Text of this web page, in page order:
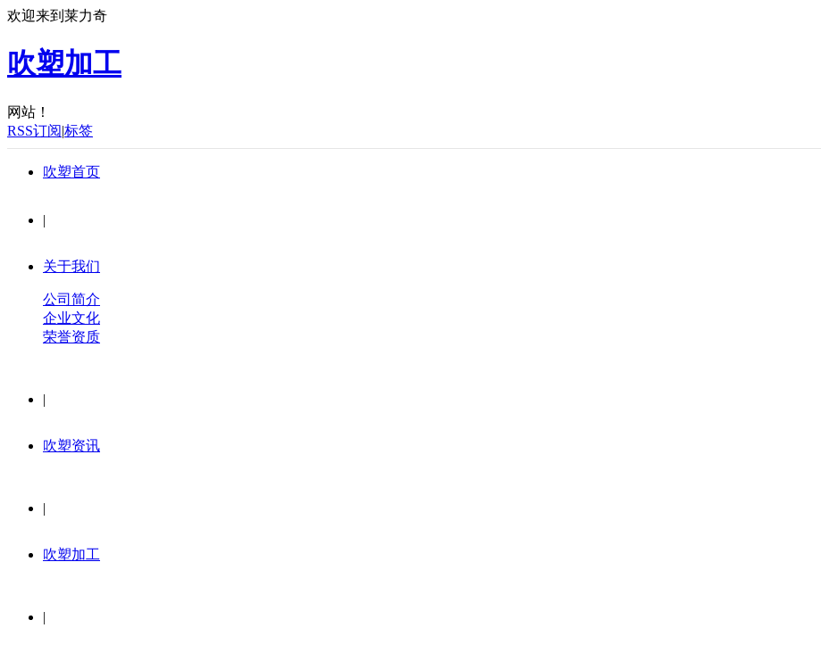
欢迎来到莱力奇
吹塑加工
网站！
RSS订阅|标签
吹塑首页
|
关于我们
公司简介
企业文化
荣誉资质
|
吹塑资讯
|
吹塑加工
|